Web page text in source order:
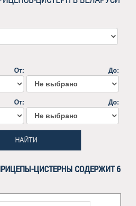
От: До:
От: До:
НАЙТИ
ЦИСТЕРНЫ СОДЕРЖИТ 6